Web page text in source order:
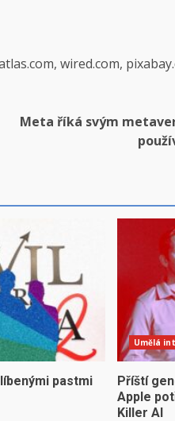
wired.com,
Meta říká svým
pastmi
Umělá
Příští
Apple
Killer AI